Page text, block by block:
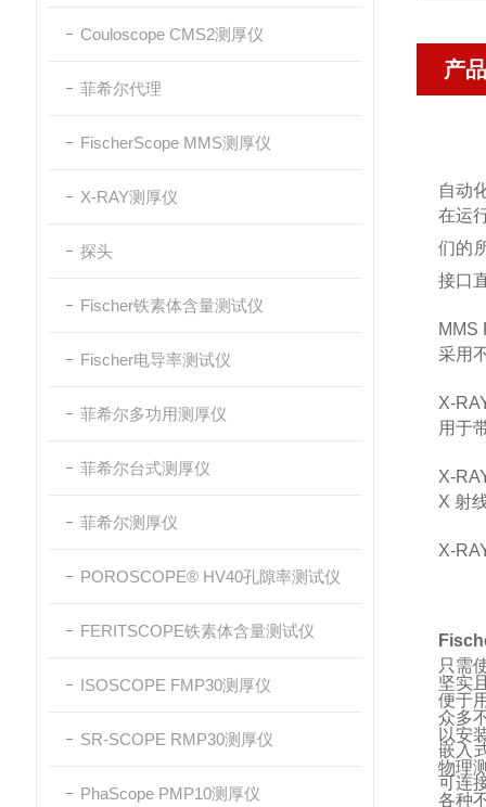
Couloscope CMS2测厚仪
菲希尔代理
FischerScope MMS测厚仪
X-RAY测厚仪
探头
Fischer铁素体含量测试仪
Fischer电导率测试仪
菲希尔多功用测厚仪
菲希尔台式测厚仪
菲希尔测厚仪
POROSCOPE® HV40孔隙率测试仪
FERITSCOPE铁素体含量测试仪
ISOSCOPE FMP30测厚仪
SR-SCOPE RMP30测厚仪
PhaScope PMP10测厚仪
产
自动
在运
们的
接口
MMS
采用
X-
用于
X-
X 射
X-
只需
坚实
便于
众多
以安
嵌入
物理
可连
各种